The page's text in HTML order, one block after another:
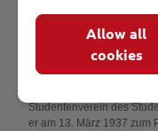
Natruper Straße 4,
Telefon 0541/609 01 78
www.sugambria.com
mail@sugambria.com
Studentenverein des
er am 13. März 1937 zum
Allow all
cookies